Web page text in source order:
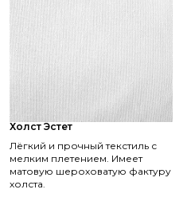
Холст Эстет
Лёгкий и прочный текстиль с
мелким плетением. Имеет
матовую шероховатую фактуру
холста.